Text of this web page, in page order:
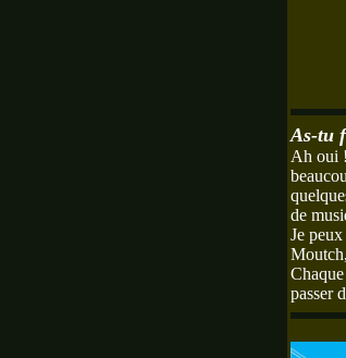
As-tu
Ah oui
de
Je
passer